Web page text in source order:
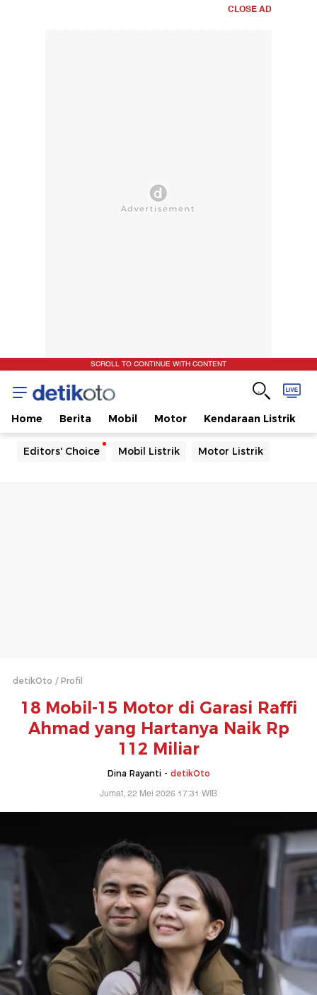
CLOSE AD
SCROLL TO CONTINUE WITH CONTENT
Home Berita Mobil Motor Kendaraan Listrik
Editors' Choice Mobil Listrik Motor Listrik
detikOto Profil
18 Mobil-15 Motor di Garasi Raffi
Ahmad yang Hartanya Naik Rp
112 Miliar
Dina Rayanti - detikOto
Jumat, 22 Mei 2026 17:31 WIB